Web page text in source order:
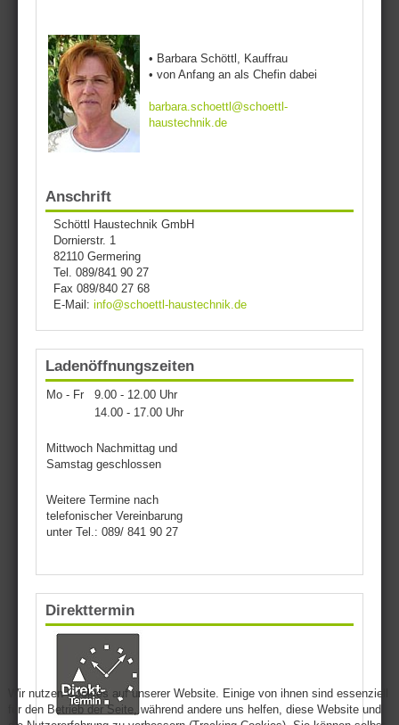
• Barbara Schöttl, Kauffrau
• von Anfang an als Chefin dabei
barbara.schoettl@schoettl-
haustechnik.de
Anschrift
Schöttl Haustechnik GmbH
Dornierstr. 1
82110 Germering
Tel. 089/841 90 27
Fax 089/840 27 68
E-Mail: info@schoettl-haustechnik.de
Ladenöffnungszeiten
Mo - Fr
9.00 - 12.00 Uhr
14.00 - 17.00 Uhr
Mittwoch Nachmittag und
Samstag geschlossen
Weitere Termine nach
telefonischer Vereinbarung
unter Tel.: 089/ 841 90 27
Direkttermin
Wir nutzen Cookies auf unserer Website. Einige von ihnen sind essenziell
für den Betrieb der Seite, während andere uns helfen, diese Website und